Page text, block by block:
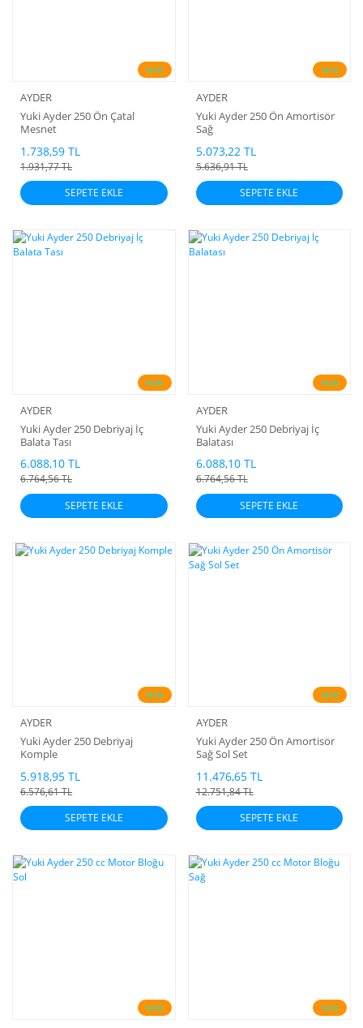
%10
AYDER
Yuki Ayder 250 Ön Çatal
Mesnet
1.738,59 TL
1.931,77 TL
SEPETE EKLE
%10
AYDER
Yuki Ayder 250 Ön Amortisör
Sağ
5.073,22 TL
5.636,91 TL
SEPETE EKLE
%10
AYDER
Yuki Ayder 250 Debriyaj İç
Balata Tası
6.088,10 TL
6.764,56 TL
SEPETE EKLE
%10
AYDER
Yuki Ayder 250 Debriyaj İç
Balatası
6.088,10 TL
6.764,56 TL
SEPETE EKLE
%10
AYDER
Yuki Ayder 250 Debriyaj
Komple
5.918,95 TL
6.576,61 TL
SEPETE EKLE
%10
AYDER
Yuki Ayder 250 Ön Amortisör
Sağ Sol Set
11.476,65 TL
12.751,84 TL
SEPETE EKLE
%10 %10